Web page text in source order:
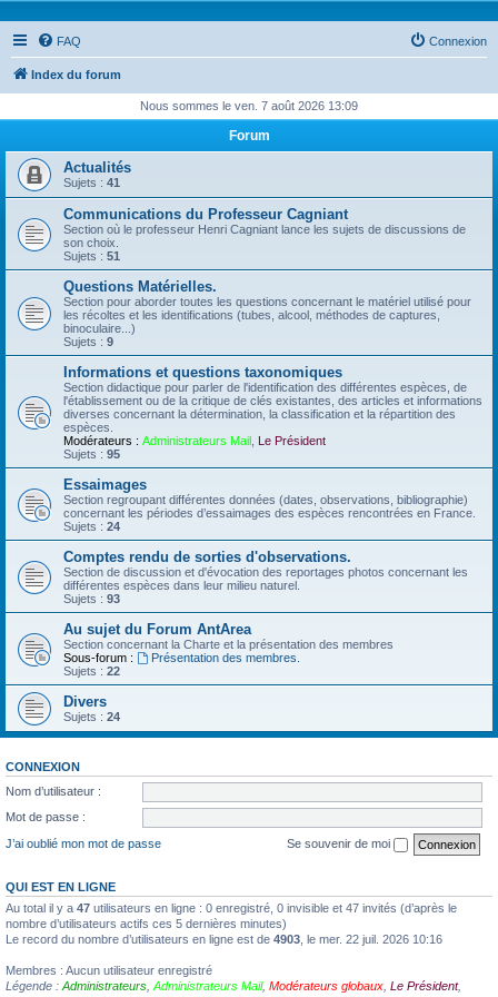
FAQ Connexion
Index du forum
Nous sommes le ven. 7 août 2026 13:09
Forum
Actualités
Sujets : 41
Communications du Professeur Cagniant
Section où le professeur Henri Cagniant lance les sujets de discussions de
son choix.
Sujets : 51
Questions Matérielles.
Section pour aborder toutes les questions concernant le matériel utilisé pour
les récoltes et les identifications (tubes, alcool, méthodes de captures,
binoculaire...)
Sujets : 9
Informations et questions taxonomiques
Section didactique pour parler de l'identification des différentes espèces, de
l'établissement ou de la critique de clés existantes, des articles et informations
diverses concernant la détermination, la classification et la répartition des
espèces.
Modérateurs : Administrateurs Mail Le Président
Sujets : 95
Essaimages
Section regroupant différentes données (dates, observations, bibliographie)
concernant les périodes d’essaimages des espèces rencontrées en France.
Sujets : 24
Comptes rendu de sorties d'observations.
Section de discussion et d'évocation des reportages photos concernant les
différentes espèces dans leur milieu naturel.
Sujets : 93
Au sujet du Forum AntArea
Section concernant la Charte et la présentation des membres
Sous-forum :
Présentation des membres.
Sujets : 22
Divers
Sujets : 24
CONNEXION
Nom d’utilisateur :
Mot de passe :
J’ai oublié mon mot de passe
Se souvenir de moi
QUI EST EN LIGNE
Au total il y a 47 utilisateurs en ligne : 0 enregistré, 0 invisible et 47 invités (d’après le
nombre d’utilisateurs actifs ces 5 dernières minutes)
Le record du nombre d’utilisateurs en ligne est de 4903 , le mer. 22 juil. 2026 10:16
Membres : Aucun utilisateur enregistré
Légende : Administrateurs Administrateurs Mail, Modérateurs globaux Le Président,